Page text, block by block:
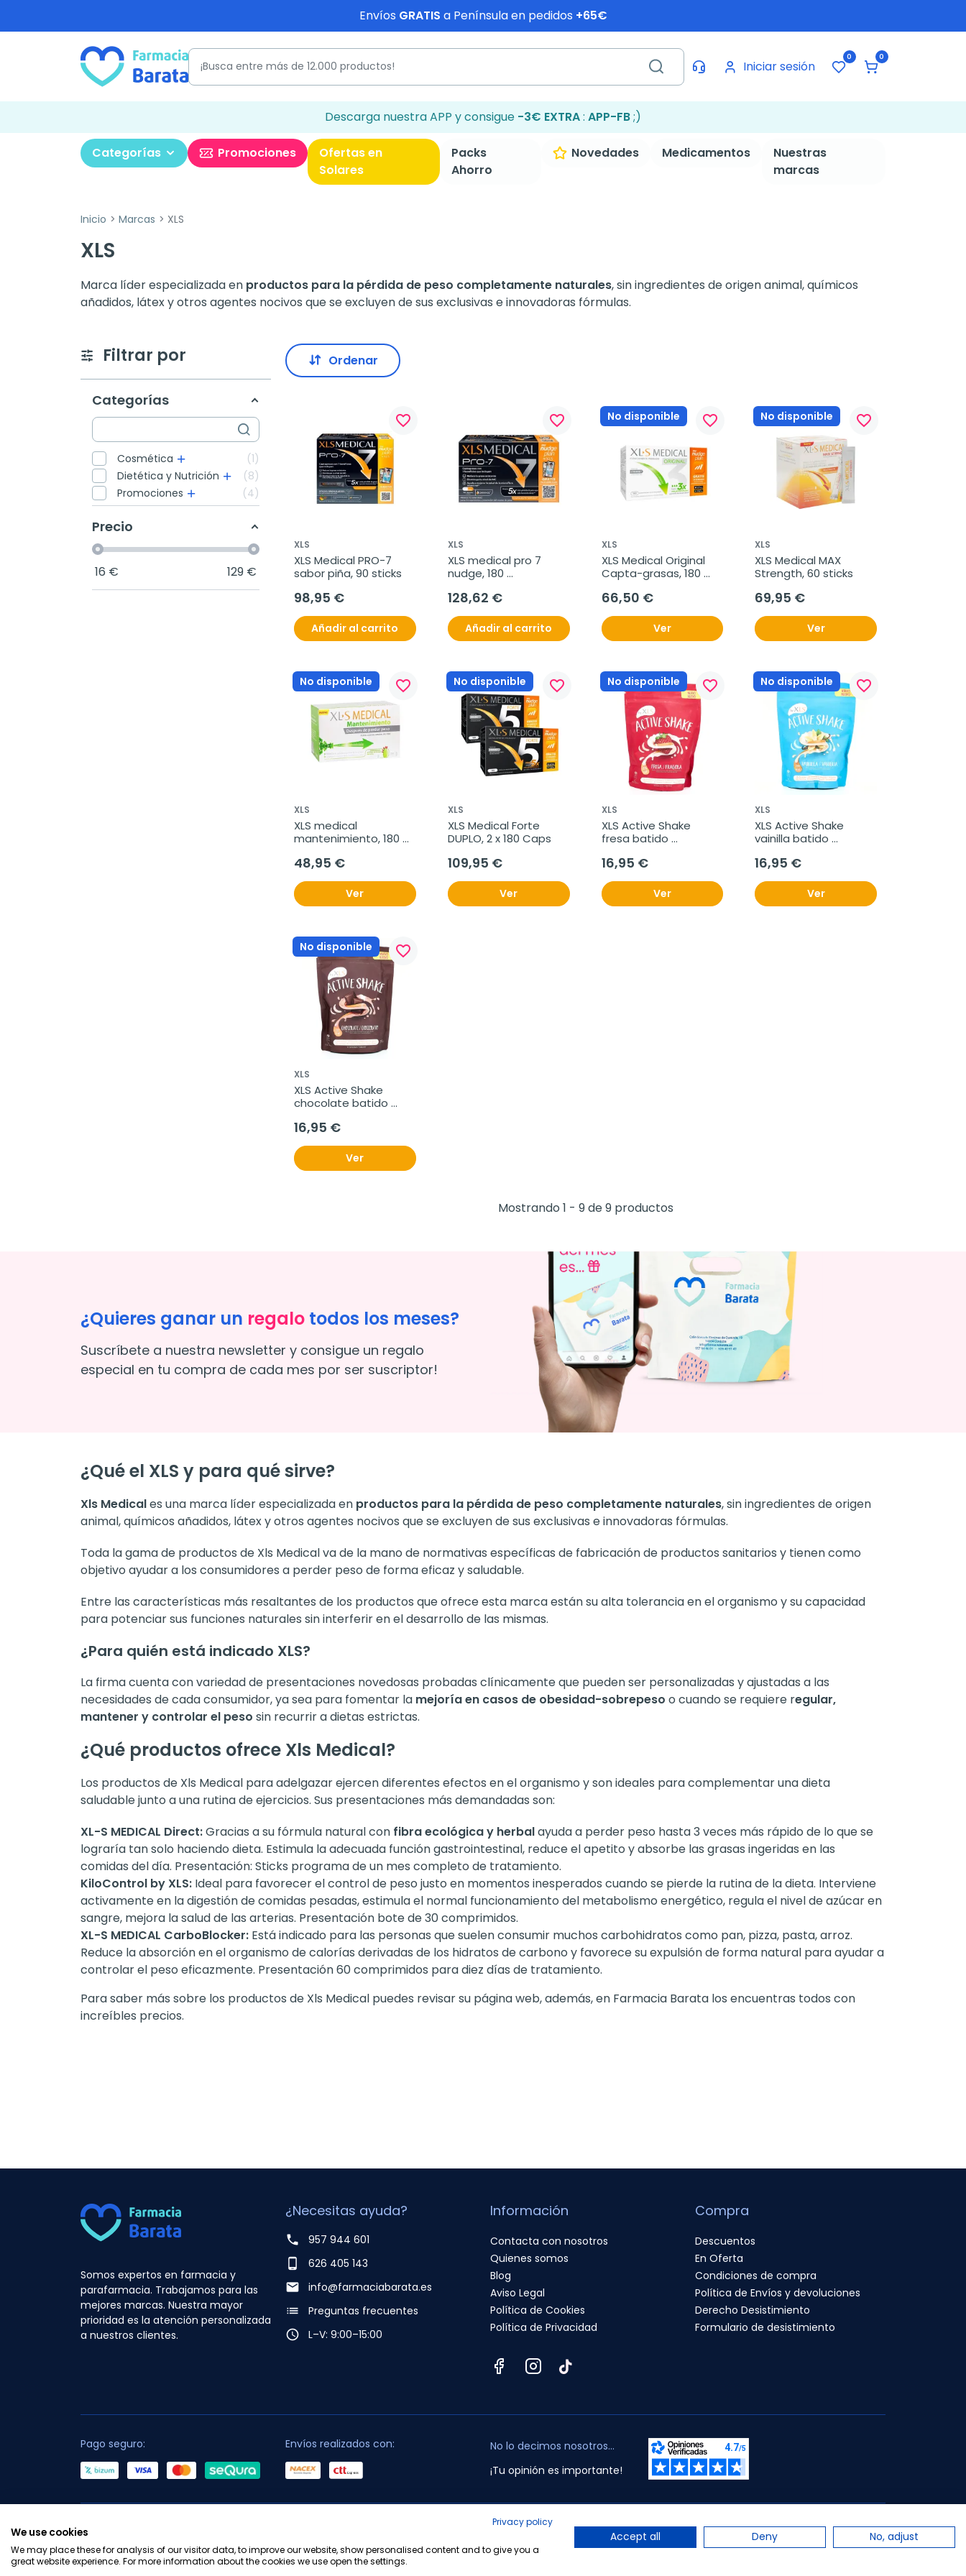
Envíos GRATIS a Península en pedidos +65€
Iniciar sesión
0 0
Descarga nuestra APP y consigue -3€ EXTRA: APP-FB;)
Categorías Promociones
Ofertas en
Solares
Packs
Ahorro
Novedades Medicamentos
Nuestras
marcas
Inicio Marcas XLS
XLS
Marca líder especializada en productos para la pérdida de peso completamente naturales, sin ingredientes de origen animal, químicos
añadidos, látex y otros agentes nocivos que se excluyen de sus exclusivas e innovadoras fórmulas.
Filtrar por
Categorías
Cosmética
1
Dietética y Nutrición
8
Promociones
4
Precio
16 € 129 €
Ordenar
favorite_border
XLS
XLS Medical PRO-7
sabor piña, 90 sticks
98,95 €
Añadir al carrito
favorite_border
XLS
XLS medical pro 7
nudge, 180
128,62 €
Añadir al carrito
No disponible favorite_border
XLS
XLS Medical Original
Capta-grasas, 180
66,50 €
Ver
No disponible favorite_border
XLS
XLS Medical MAX
Strength, 60 sticks
69,95 €
Ver
No disponible favorite_border
XLS
XLS medical
mantenimiento, 180
48,95 €
Ver
No disponible favorite_border
XLS
XLS Medical Forte
DUPLO, 2 x 180 Caps
109,95 €
Ver
No disponible favorite_border
XLS
XLS Active Shake
fresa batido
16,95 €
Ver
No disponible favorite_border
XLS
XLS Active Shake
vainilla batido
16,95 €
Ver
No disponible favorite_border
XLS
XLS Active Shake
chocolate batido
16,95 €
Ver
Mostrando 1 - 9 de 9 productos
¿Quieres ganar un regalo todos los meses?
Suscríbete a nuestra newsletter y consigue un regalo
especial en tu compra de cada mes por ser suscriptor!
¿Qué el XLS y para qué sirve?
Xls Medicales una marca líder especializada en productos para la pérdida de peso completamente naturales, sin ingredientes de origen
animal, químicos añadidos, látex y otros agentes nocivos que se excluyen de sus exclusivas e innovadoras fórmulas.
Toda la gama de productos de Xls Medical va de la mano de normativas específicas de fabricación de productos sanitarios y tienen como
objetivo ayudar a los consumidores a perder peso de forma eficaz y saludable.
Entre las características más resaltantes de los productos que ofrece esta marca están su alta tolerancia en el organismo y su capacidad
para potenciar sus funciones naturales sin interferir en el desarrollo de las mismas.
¿Para quién está indicado XLS?
La firma cuenta con variedad de presentaciones novedosas probadas clínicamente que pueden ser personalizadas y ajustadas a las
necesidades de cada consumidor, ya sea para fomentar la mejoría en casos de obesidad-sobrepeso o cuando se requiere regular,
mantener y controlar el peso sin recurrir a dietas estrictas.
¿Qué productos ofrece Xls Medical?
Los productos de Xls Medical para adelgazar ejercen diferentes efectos en el organismo y son ideales para complementar una dieta
saludable junto a una rutina de ejercicios. Sus presentaciones más demandadas son:
XL-S MEDICAL Direct:Gracias a su fórmula natural con fibra ecológica y herbalayuda a perder peso hasta 3 veces más rápido de lo que se
lograría tan solo haciendo dieta. Estimula la adecuada función gastrointestinal, reduce el apetito y absorbe las grasas ingeridas en las
comidas del día. Presentación: Sticks programa de un mes completo de tratamiento.
KiloControl by XLS: Ideal para favorecer el control de peso justo en momentos inesperados cuando se pierde la rutina de la dieta. Interviene
activamente en la digestión de comidas pesadas, estimula el normal funcionamiento del metabolismo energético, regula el nivel de azúcar en
sangre, mejora la salud de las arterias. Presentación bote de 30 comprimidos.
XL-S MEDICAL CarboBlocker: Está indicado para las personas que suelen consumir muchos carbohidratos como pan, pizza, pasta, arroz.
Reduce la absorción en el organismo de calorías derivadas de los hidratos de carbono y favorece su expulsión de forma natural para ayudar a
controlar el peso eficazmente. Presentación 60 comprimidos para diez días de tratamiento.
Para saber más sobre los productos de Xls Medical puedes revisar su página web, además, en Farmacia Barata los encuentras todos con
increíbles precios.
Somos expertos en farmacia y
parafarmacia. Trabajamos para las
mejores marcas. Nuestra mayor
prioridad es la atención personalizada
a nuestros clientes.
¿Necesitas ayuda?
phone
957 944 601
phone_android
626 405 143
email
info@farmaciabarata.es
list
Preguntas frecuentes
access_time
L–V: 9:00–15:00
Información
Contacta con nosotros
Quienes somos
Blog
Aviso Legal
Política de Cookies
Política de Privacidad
Compra
Descuentos
En Oferta
Condiciones de compra
Política de Envíos y devoluciones
Derecho Desistimiento
Formulario de desistimiento
Pago seguro: Envíos realizados con:
No lo decimos nosotros...
¡Tu opinión es importante!
Copyright © 2010-2026 Farmacia Barata S.L. Todos los derechos reservados.
Privacy policy
We use cookies
We may place these for analysis of our visitor data, to improve our website, show personalised content and to give you a
great website experience. For more information about the cookies we use open the settings.
Accept all Deny No, adjust